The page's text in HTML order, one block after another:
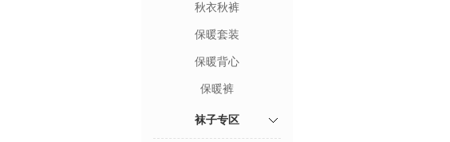
秋衣秋裤
保暖套装
保暖背心
保暖裤
袜子专区